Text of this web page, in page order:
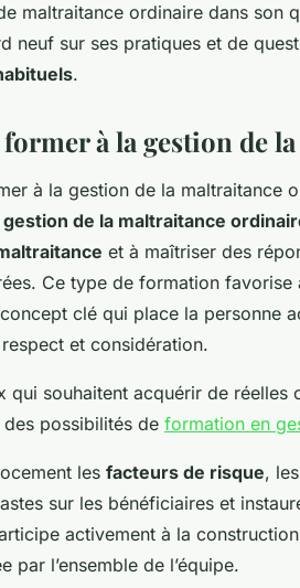
maltraitance ordinaire dans son
neuf sur ses pratiques et de
.
à la gestion de
de la maltraitance
et à maîtriser des
Ce type de formation favorise
clé qui place la personne
et considération.
qui souhaitent acquérir de réelles
possibilités de formation en
les facteurs de risque,
sur les bénéficiaires et
activement à la construction
par l’ensemble de l’équipe.